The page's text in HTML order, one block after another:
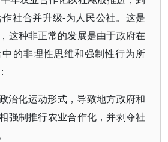
社合并升级-为人民公社。这是
这种非正常的发展是由于政府在
的非理性思维和强制性行为所
治化运动形式，导致地方政府和
强制推行农业合作化，并剥夺社